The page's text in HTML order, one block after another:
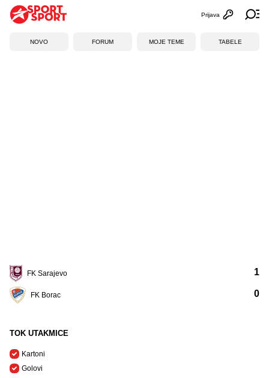
Otvori
Prijava
NOVO FORUM MOJE TEME TABELE
FK Sarajevo
FK Borac
1
0
TOK UTAKMICE
Kartoni
Golovi